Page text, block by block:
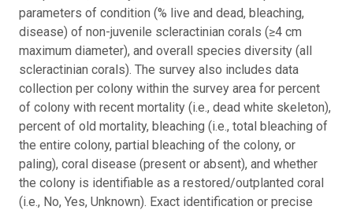
parameters of condition (% live and dead, bleaching,
disease) of non-juvenile scleractinian corals (≥4 cm
maximum diameter), and overall species diversity (all
scleractinian corals). The survey also includes data
collection per colony within the survey area for percent
of colony with recent mortality (i.e., dead white skeleton),
percent of old mortality, bleaching (i.e., total bleaching of
the entire colony, partial bleaching of the colony, or
paling), coral disease (present or absent), and whether
the colony is identifiable as a restored/outplanted coral
(i.e., No, Yes, Unknown). Exact identification or precise